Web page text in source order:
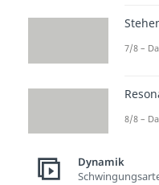
7/8 –
8/8 –
Dynamik